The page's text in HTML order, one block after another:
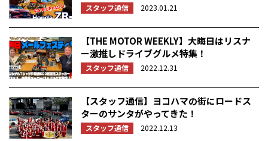
スタッフ通信 2023.01.21
【THE MOTOR WEEKLY】大晦日はリスナ
ー激推しドライブグルメ特集！
スタッフ通信 2022.12.31
【スタッフ通信】ヨコハマの街にロードス
ターのサンタがやってきた！
スタッフ通信 2022.12.13